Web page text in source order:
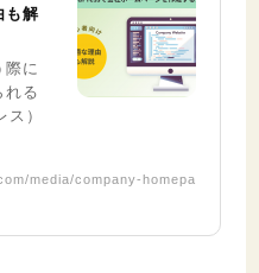
も解
際に
れる
）
media/company-homepa